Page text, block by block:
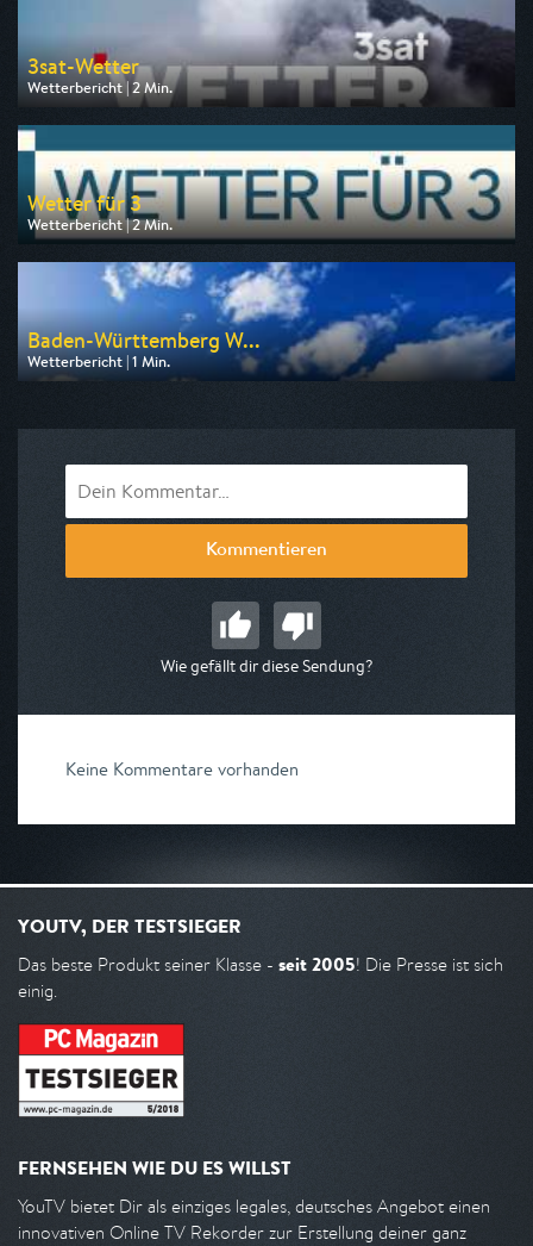
3sat-Wetter
Wetterbericht | 2 Min.
Ausgestrahlt von 3sat
am 09.08.2026, 19:08
Wetter für 3
Wetterbericht | 2 Min.
Ausgestrahlt von MDR
am 09.08.2026, 18:50
Baden-Württemberg W...
Wetterbericht | 1 Min.
Ausgestrahlt von SWR
Kommentieren
Wie gefällt dir diese Sendung?
Keine Kommentare vorhanden
YOUTV, DER TESTSIEGER
Das beste Produkt seiner Klasse - seit 2005! Die Presse ist sich
einig.
FERNSEHEN WIE DU ES WILLST
YouTV bietet Dir als einziges legales, deutsches Angebot einen
innovativen Online TV Rekorder zur Erstellung deiner ganz